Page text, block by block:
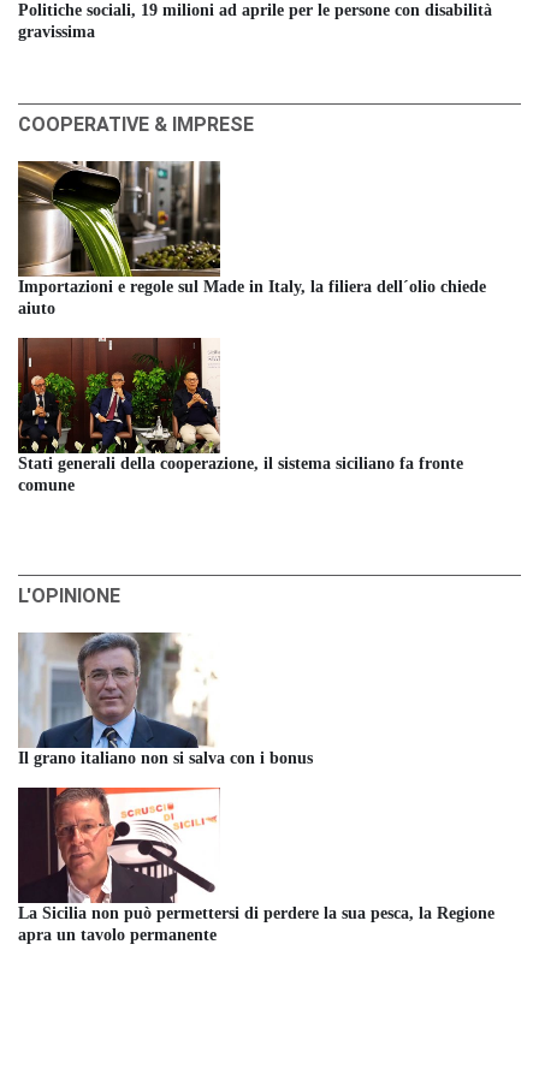
Politiche sociali, 19 milioni ad aprile per le persone con disabilità
gravissima
COOPERATIVE & IMPRESE
Importazioni e regole sul Made in Italy, la filiera dell´olio chiede
aiuto
Stati generali della cooperazione, il sistema siciliano fa fronte
comune
L'OPINIONE
Il grano italiano non si salva con i bonus
La Sicilia non può permettersi di perdere la sua pesca, la Regione
apra un tavolo permanente